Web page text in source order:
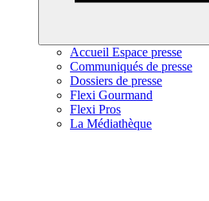
Accueil Espace presse
Communiqués de presse
Dossiers de presse
Flexi Gourmand
Flexi Pros
La Médiathèque